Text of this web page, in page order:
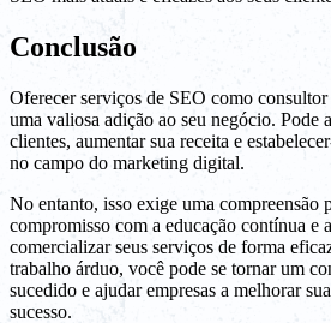
Conclusão
Oferecer serviços de SEO como
uma valiosa adição ao seu negócio. Pode
clientes, aumentar sua receita e
no campo do marketing digital.
No entanto, isso exige uma compreensão
compromisso com a educação contínua e
comercializar seus serviços de forma
trabalho árduo, você pode se tornar um
sucedido e ajudar empresas a melhorar
sucesso.